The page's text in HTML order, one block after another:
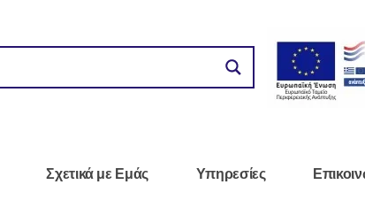
Σχετικά με Εμάς Υπηρεσίες